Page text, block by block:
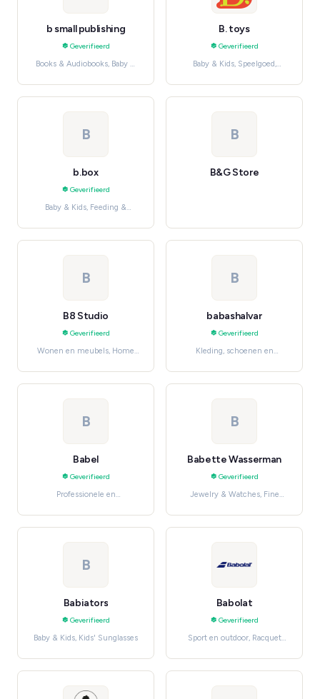
b small publishing
Geverifieerd
Books & Audiobooks, Baby &
B. toys
Geverifieerd
Baby & Kids, Speelgoed,
B
b.box
Geverifieerd
Baby & Kids, Feeding &
B
B&G Store
B
B8 Studio
Geverifieerd
Wonen en meubels, Home
B
babashalvar
Geverifieerd
Kleding, schoenen en
Fashion
B
Babel
Geverifieerd
Professionele en
Software en clouddiensten
B
Babette Wasserman
Geverifieerd
Jewelry & Watches, Fine
B
Babiators
Geverifieerd
Baby & Kids, Kids' Sunglasses
Babolat
Geverifieerd
Sport en outdoor, Racquet